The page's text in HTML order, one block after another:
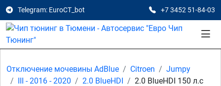
Telegram: EuroCT_bot +7 3452 51-84-03
Отключение мочевины AdBlue Citroen
Jumpy
III - 2016 - 2020
2.0 BlueHDI 2.0 BlueHDI 150 л.с